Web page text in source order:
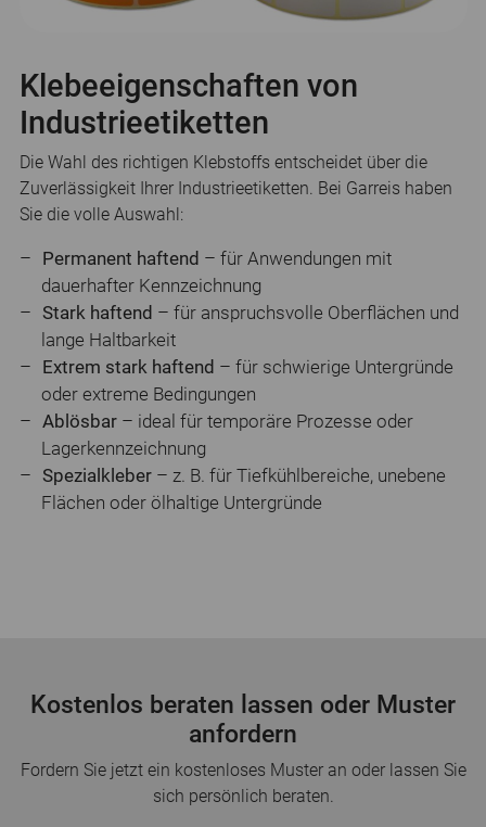
Klebeeigenschaften von
Industrieetiketten
Die Wahl des richtigen Klebstoffs entscheidet über die
Zuverlässigkeit Ihrer Industrieetiketten. Bei Garreis haben
Sie die volle Auswahl:
Permanent haftend – für Anwendungen mit
dauerhafter Kennzeichnung
Stark haftend – für anspruchsvolle Oberflächen und
lange Haltbarkeit
Extrem stark haftend – für schwierige Untergründe
oder extreme Bedingungen
Ablösbar – ideal für temporäre Prozesse oder
Lagerkennzeichnung
Spezialkleber– z. B. für Tiefkühlbereiche, unebene
Flächen oder ölhaltige Untergründe
Kostenlos beraten lassen oder Muster
anfordern
Fordern Sie jetzt ein kostenloses Muster an oder lassen Sie
sich persönlich beraten.